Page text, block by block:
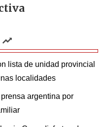
lista de unidad provincial
localidades
argentina por